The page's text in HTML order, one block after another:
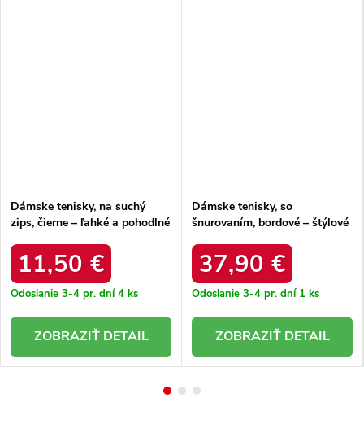
Dámske tenisky, na suchý
zips, čierne – ľahké a pohodlné
11,50 €
Odoslanie 3-4 pr. dní4 ks
DETAIL
Dámske tenisky, so
šnurovaním, bordové – štýlové
37,90 €
Odoslanie 3-4 pr. dní 1 ks
DETAIL